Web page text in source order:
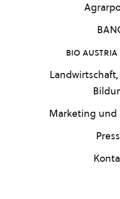
bio austria
Marketing und